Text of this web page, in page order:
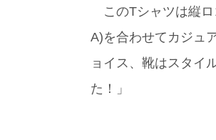
このTシャツは縦
A)を合わせてカジュ
ョイス、靴はスタイ
た！」